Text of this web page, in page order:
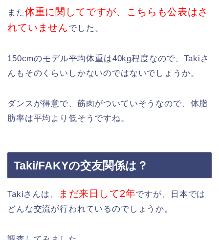
また体重に関してですが、こちらも公表はさ
れていませんでした。
150cmのモデル平均体重は40kg程度なので、Takiさ
んもそのくらいしかないのではないでしょうか。
ダンスが得意で、筋肉がついていそうなので、体脂
肪率は平均より低そうですね。
Taki/FAKYの交友関係は？
Takiさんは、 まだ来日して2年ですが、日本では
どんな交流が行われているのでしょうか。